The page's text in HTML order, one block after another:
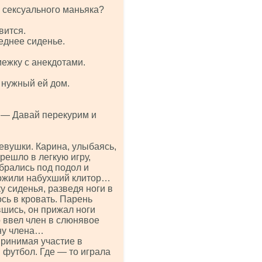
маньяка?
сиденье.
с анекдотами.
нужный ей дом.
Давай перекурим и
Карина, улыбаясь,
в легкую игру,
под подол и
набухший клитор…
сиденья, разведя ноги в
в кровать. Парень
он прижал ноги
ввел член в слюнявое
члена…
участие в
Где — то играла